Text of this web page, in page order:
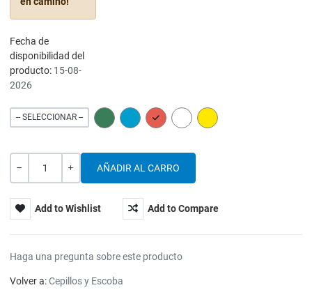
Fecha de
disponibilidad del
producto: 15-08-
2026
-- SELECCIONAR -- GREEN BLUE RED WHITE YELLOW
Cantidad
Add to Wishlist Add to Compare
Haga una pregunta sobre este producto
Volver a:Cepillos y Escoba